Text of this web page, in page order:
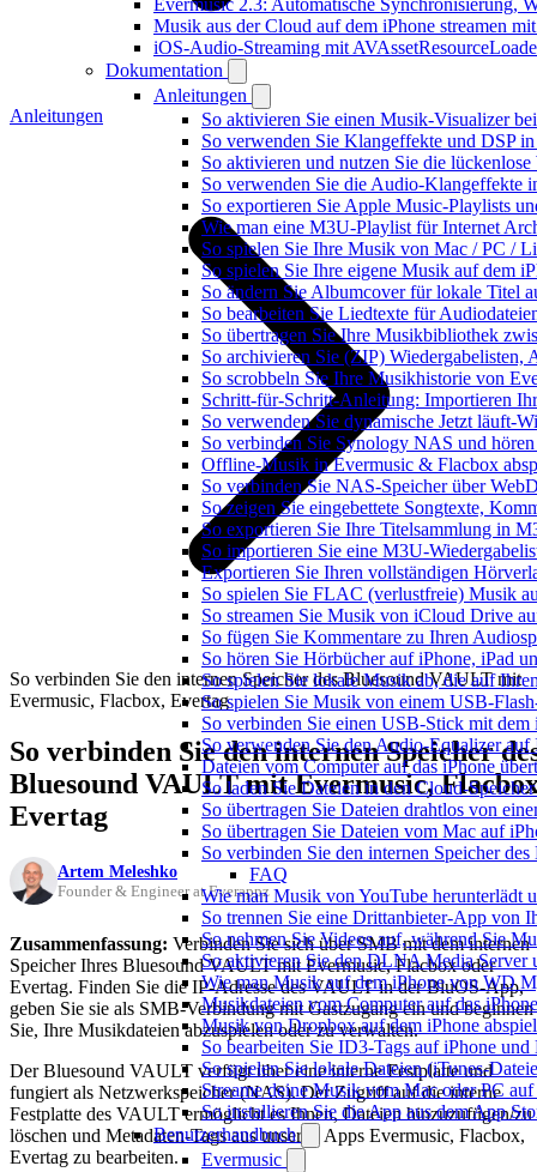
Evermusic 2.3: Automatische Synchronisierung,
Musik aus der Cloud auf dem iPhone streamen
iOS-Audio-Streaming mit
Dokumentation
Anleitungen
So aktivieren Sie einen Musik-Visualizer
So verwenden Sie Klangeffekte und DSP
So aktivieren und nutzen Sie die
So verwenden Sie die Audio-Klangeffekte
So exportieren Sie Apple Music-Playlists
Wie man eine M3U-Playlist für Internet
So spielen Sie Ihre Musik von Mac / PC /
So spielen Sie Ihre eigene Musik auf dem
So ändern Sie Albumcover für lokale Titel
So bearbeiten Sie Liedtexte für
So übertragen Sie Ihre Musikbibliothek
So archivieren Sie (ZIP) Wiedergabelisten,
So scrobbeln Sie Ihre Musikhistorie von
Schritt-für-Schritt-Anleitung: Importieren
So verwenden Sie dynamische Jetzt läuft-
So verbinden Sie Synology NAS und
Offline-Musik in Evermusic & Flacbox
So verbinden Sie NAS-Speicher über
So zeigen Sie eingebettete Songtexte,
So exportieren Sie Ihre Titelsammlung in
So importieren Sie eine M3U-
Exportieren Sie Ihren vollständigen
So spielen Sie FLAC (verlustfreie) Musik
So streamen Sie Musik von iCloud Drive
So fügen Sie Kommentare zu Ihren
So hören Sie Hörbücher auf iPhone, iPad
So spielen Sie lokale Musik ab, die auf
So spielen Sie Musik von einem USB-
So verbinden Sie einen USB-Stick mit
So verwenden Sie den Audio-Equalizer
Dateien vom Computer auf das iPhone
So laden Sie Dateien in den Cloud-
So übertragen Sie Dateien drahtlos von
So übertragen Sie Dateien vom Mac auf
So verbinden Sie den internen Speicher
FAQ
Wie man Musik von YouTube herunterlädt
So trennen Sie eine Drittanbieter-App von
So nehmen Sie Videos auf, während Sie
So aktivieren Sie den DLNA Media Server
Wie man Musik auf dem iPhone von WD
Musikdateien vom Computer auf das
Musik von Dropbox auf dem iPhone
So bearbeiten Sie ID3-Tags auf iPhone und
So spielen Sie lokale Dateien (iTunes-
Streame deine Musik vom Mac oder PC
So installieren Sie die App aus dem App
Benutzerhandbuch
Evermusic
Anleitungen
So verbinden Sie den internen Speicher des Bluesound VAULT mit
Evermusic, Flacbox, Evertag
So verbinden Sie den internen Speicher
Bluesound VAULT mit Evermusic,
Evertag
Artem Meleshko
Founder & Engineer at Everappz
Zusammenfassung: Verbinden Sie sich über SMB mit dem internen
Speicher Ihres Bluesound VAULT mit Evermusic, Flacbox oder
Evertag. Finden Sie die IP-Adresse des VAULT in der BluOS-App,
geben Sie sie als SMB-Verbindung mit Gastzugang ein und beginnen
Sie, Ihre Musikdateien abzuspielen oder zu verwalten.
Der Bluesound VAULT verfügt über eine interne Festplatte und
fungiert als Netzwerkspeicher (NAS). Der Zugriff auf die interne
Festplatte des VAULT ermöglicht es Ihnen, Dateien hinzuzufügen/zu
löschen und Metadaten-Tags aus unseren Apps Evermusic, Flacbox,
Evertag zu bearbeiten.